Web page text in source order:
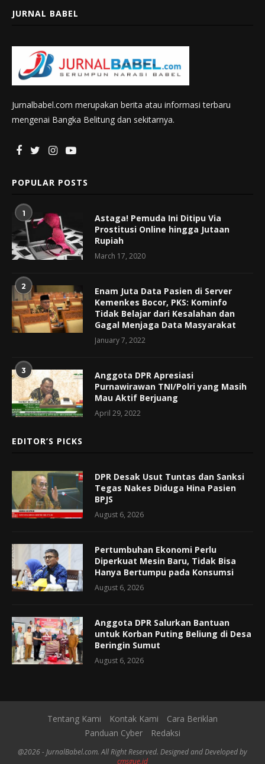
JURNAL BABEL
Jurnalbabel.com merupakan berita atau informasi terbaru
mengenai Bangka Belitung dan sekitarnya.
POPULAR POSTS
1
Astaga! Pemuda Ini Ditipu Via
Prostitusi Online hingga Jutaan
Rupiah
March 17, 2020
2
Enam Juta Data Pasien di Server
Kemenkes Bocor, PKS: Kominfo
Tidak Belajar dari Kesalahan dan
Gagal Menjaga Data Masyarakat
January 7, 2022
3
Anggota DPR Apresiasi
Purnawirawan TNI/Polri yang Masih
Mau Aktif Berjuang
April 29, 2022
EDITOR’S PICKS
DPR Desak Usut Tuntas dan Sanksi
Tegas Nakes Diduga Hina Pasien
BPJS
August 6, 2026
Pertumbuhan Ekonomi Perlu
Diperkuat Mesin Baru, Tidak Bisa
Hanya Bertumpu pada Konsumsi
August 6, 2026
Anggota DPR Salurkan Bantuan
untuk Korban Puting Beliung di Desa
Beringin Sumut
August 6, 2026
Tentang Kami Kontak Kami
Cara Beriklan
Panduan Cyber
Redaksi
@2026 - JurnalBabel.com. All Right Reserved. Designed and Developed by
cmsgue.id